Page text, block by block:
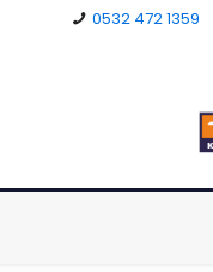
0532 472 1359